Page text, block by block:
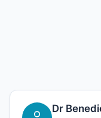
Dr